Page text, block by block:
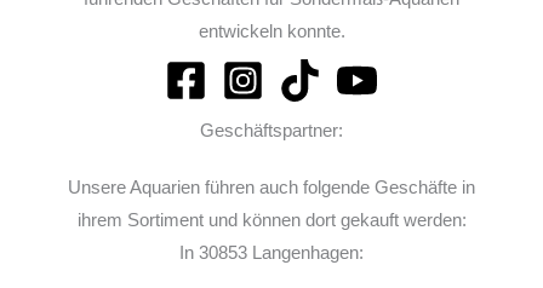
entwickeln konnte.
Geschäftspartner:
Unsere Aquarien führen auch folgende Geschäfte in
ihrem Sortiment und können dort gekauft werden:
In 30853 Langenhagen: